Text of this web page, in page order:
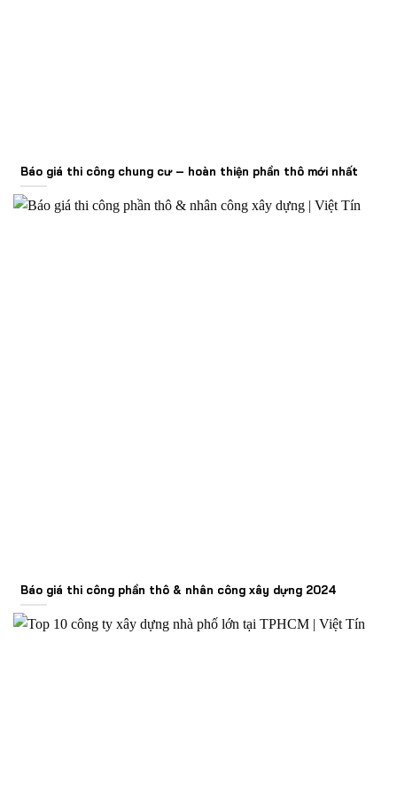
Báo giá thi công chung cư – hoàn thiện phần thô mới nhất
Báo giá thi công phần thô & nhân công xây dựng 2024